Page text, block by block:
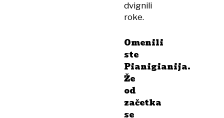
dvignili
roke.
Omenili
ste
Pianigianija.
Že
od
začetka
se